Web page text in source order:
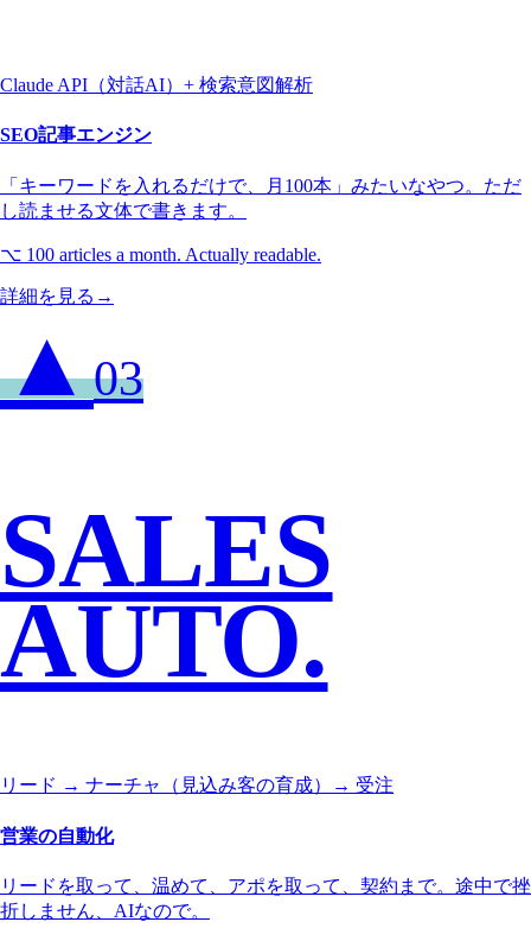
Claude API（対話AI）+ 検索意図解析
SEO記事エンジン
「キーワードを入れるだけで、月100本」みたいなやつ。ただ
し読ませる文体で書きます。
⌥ 100 articles a month. Actually readable.
詳細を見る →
▲03
SALES
AUTO.
リード → ナーチャ（見込み客の育成）→ 受注
営業の自動化
リードを取って、温めて、アポを取って、契約まで。途中で挫
折しません、AIなので。